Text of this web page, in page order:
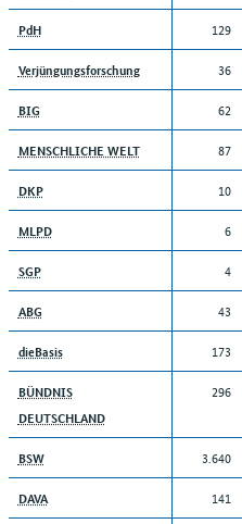
PdH 129
Verjüngungsforschung 36
BIG 62
MENSCHLICHE WELT 87
DKP 10
MLPD 6
SGP 4
ABG 43
dieBasis 173
BÜNDNIS
DEUTSCHLAND
296
BSW 3.640
DAVA 141